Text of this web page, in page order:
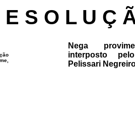
E S O L U Ç
Nega
interposto
Pelissari